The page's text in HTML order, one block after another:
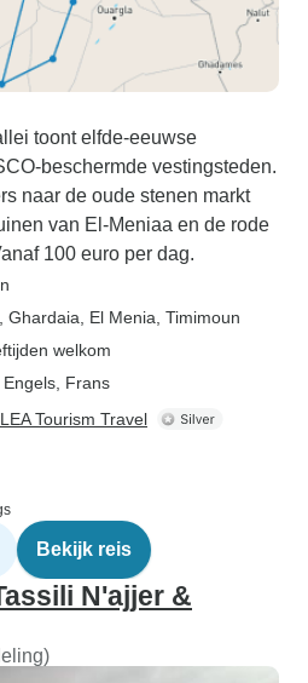
toont elfde-eeuwse
beschermde vestingsteden.
naar de oude stenen markt
van El-Meniaa en de rode
100 euro per dag.
, Ghardaia , El Menia , Timimoun
welkom
Frans
Tourism Travel
Bekijk reis
N'ajjer &